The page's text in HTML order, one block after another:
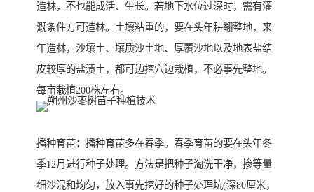
造林，不也能成活、生长。若地下水位过深时，需有灌
溉条件方可造林。土壤粘重的，要在头年耕翻整地，来
年造林，沙壤土、壤质沙土地、厚覆沙地以及地表盐结
皮较厚的盐渍土，都可边挖穴边栽植，不必事先整地。
每亩栽植200株左右。
播种育苗：播种育苗多在春季。春季育苗的要在头年冬
季12月进行种子处理。方法是把种子淘洗干净，掺等量
细沙混和均匀，放入事先挖好的种子处理坑(深80厘米，